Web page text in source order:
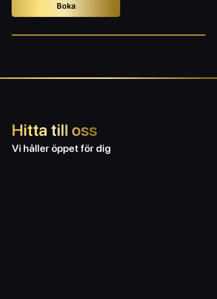
Boka
Hitta till oss
Vi håller öppet för dig